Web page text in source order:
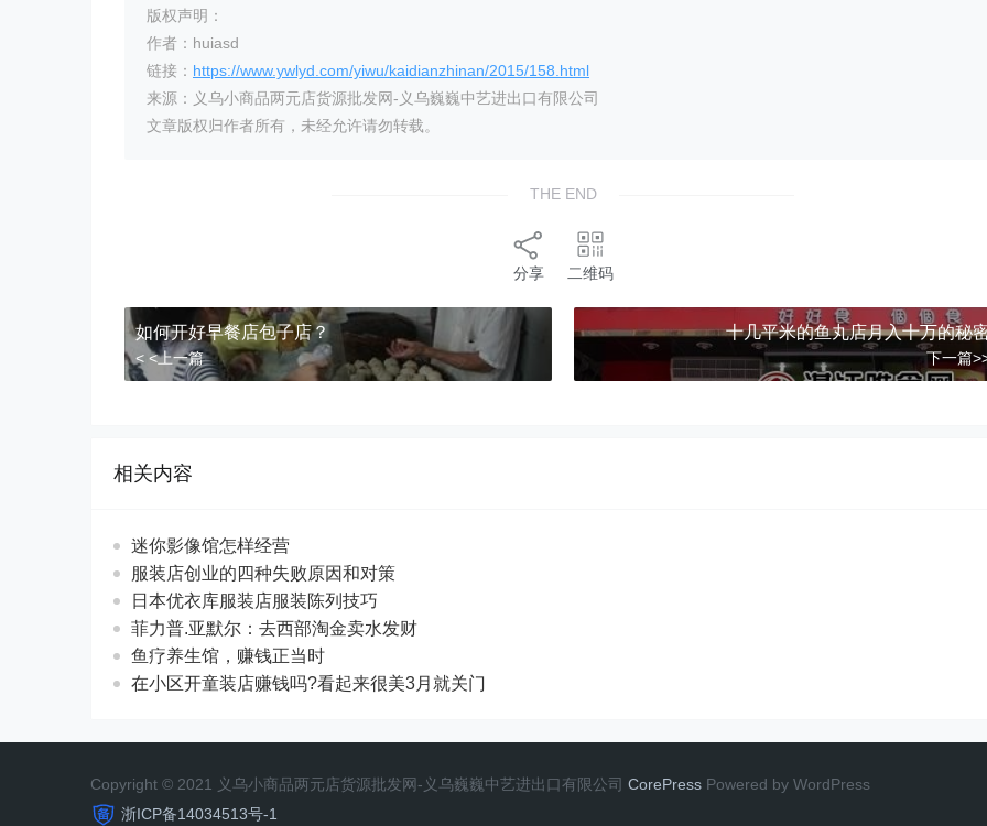
版权声明：
作者：huiasd
链接： https://www.ywlyd.com/yiwu/kaidianzhinan/2015/158.html
来源：义乌小商品两元店货源批发网-义乌巍巍中艺进出口有限公司
文章版权归作者所有，未经允许请勿转载。
THE END
分享 二维码
如何开好早餐店包子店？
< <上一篇
十几平米的鱼丸店月入十万的秘
下一篇
相关内容
迷你影像馆怎样经营
服装店创业的四种失败原因和对策
日本优衣库服装店服装陈列技巧
菲力普.亚默尔：去西部淘金卖水发财
鱼疗养生馆，赚钱正当时
在小区开童装店赚钱吗?看起来很美3月就关门
Copyright © 2021 义乌小商品两元店货源批发网-义乌巍巍中艺进出口有限公司 CorePress Powered by WordPress
浙ICP备14034513号-1